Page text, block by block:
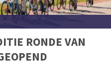
RONDE VAN